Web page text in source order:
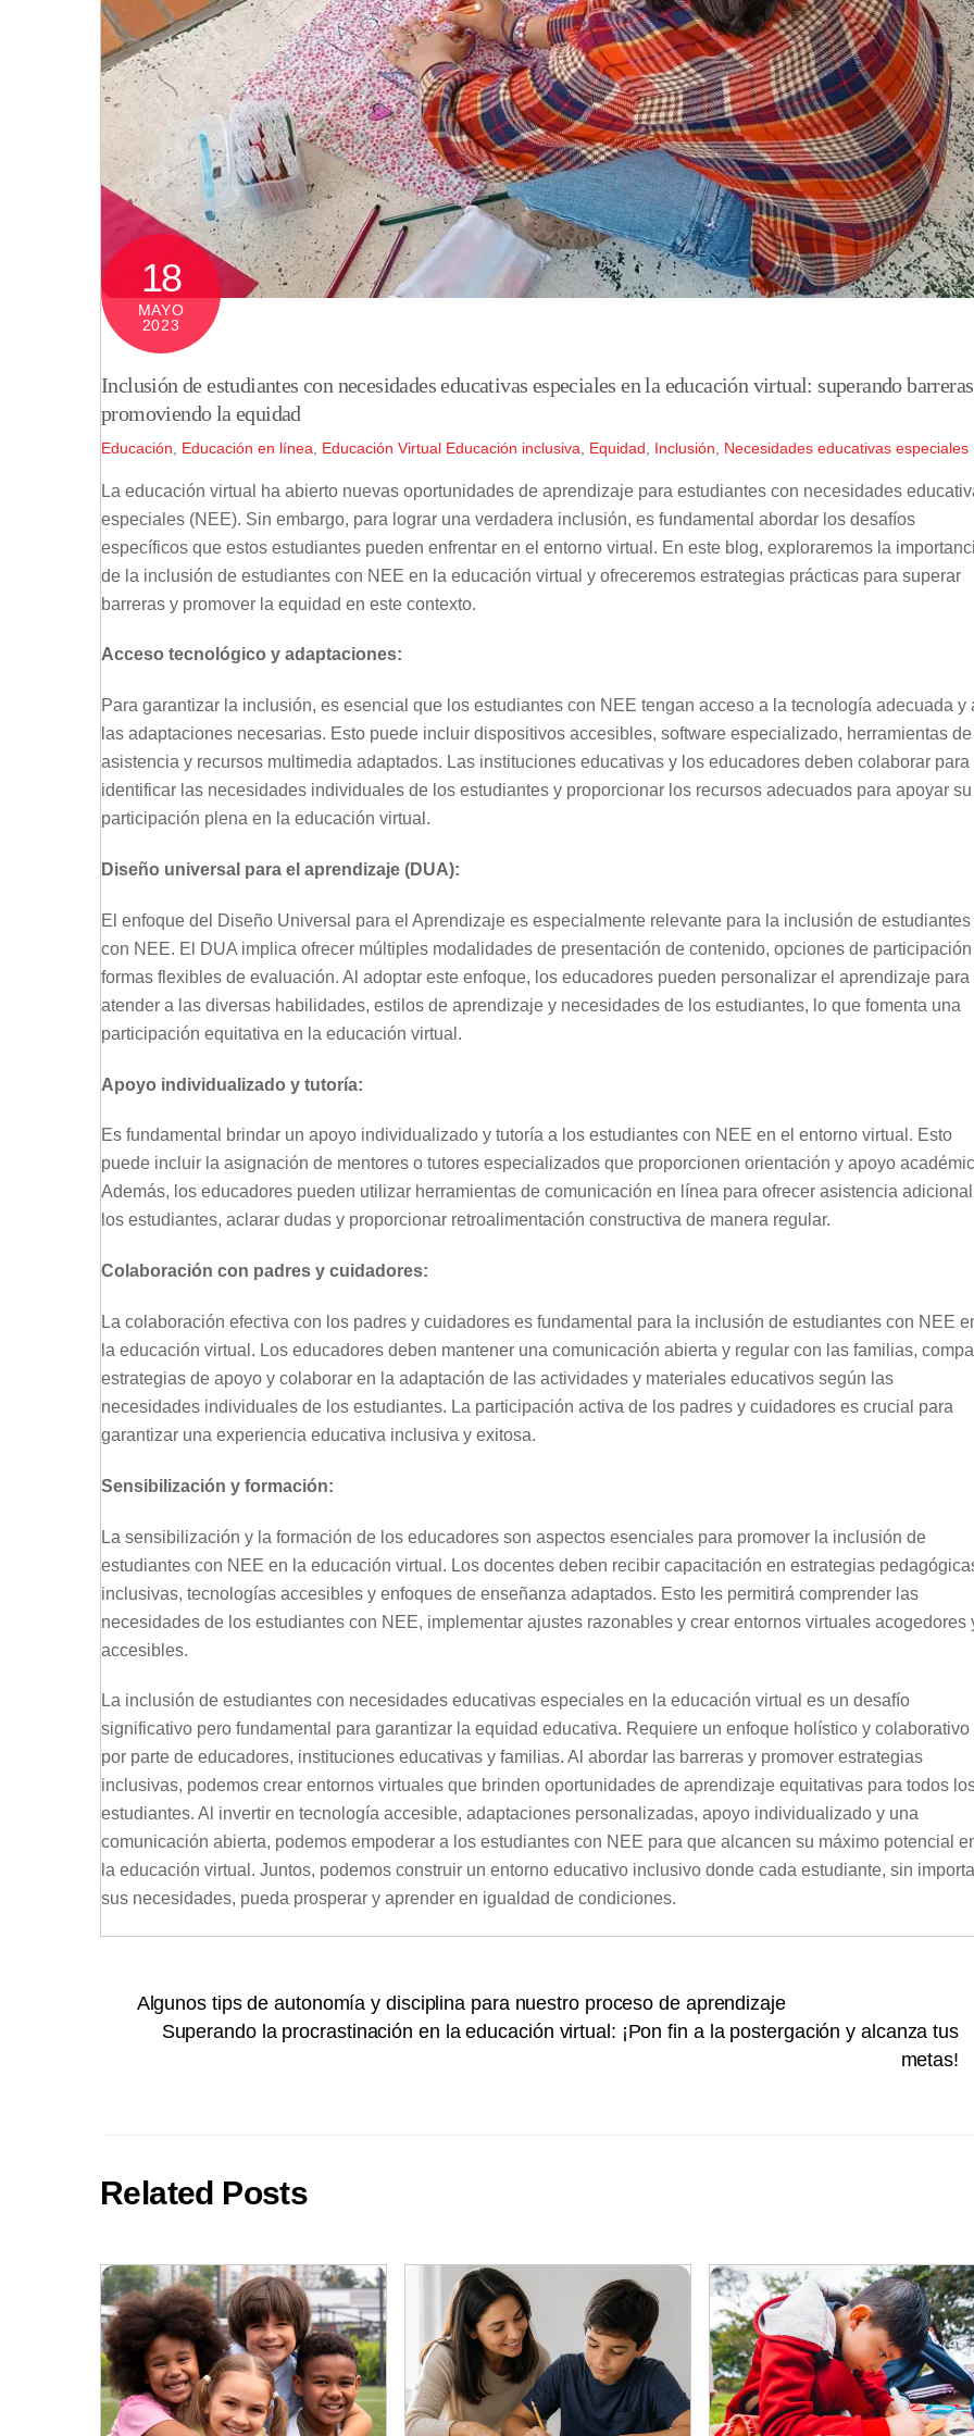
18
MAYO
2023
Inclusión de estudiantes con necesidades educativas especiales en la educación virtual: superando
promoviendo la equidad
Educación Educación en línea Educación Virtual Educación inclusiva Equidad Inclusión Necesidades educativas especiales
La educación virtual ha abierto nuevas oportunidades de aprendizaje para estudiantes con necesidades
especiales (NEE). Sin embargo, para lograr una verdadera inclusión, es fundamental abordar los desafíos
específicos que estos estudiantes pueden enfrentar en el entorno virtual. En este blog, exploraremos la
de la inclusión de estudiantes con NEE en la educación virtual y ofreceremos estrategias prácticas para superar
barreras y promover la equidad en este contexto.
Acceso tecnológico y adaptaciones:
Para garantizar la inclusión, es esencial que los estudiantes con NEE tengan acceso a la tecnología adecuada y
las adaptaciones necesarias. Esto puede incluir dispositivos accesibles, software especializado, herramientas de
asistencia y recursos multimedia adaptados. Las instituciones educativas y los educadores deben colaborar para
identificar las necesidades individuales de los estudiantes y proporcionar los recursos adecuados para apoyar su
participación plena en la educación virtual.
Diseño universal para el aprendizaje (DUA):
El enfoque del Diseño Universal para el Aprendizaje es especialmente relevante para la inclusión de estudiantes
con NEE. El DUA implica ofrecer múltiples modalidades de presentación de contenido, opciones de
formas flexibles de evaluación. Al adoptar este enfoque, los educadores pueden personalizar el aprendizaje para
atender a las diversas habilidades, estilos de aprendizaje y necesidades de los estudiantes, lo que fomenta una
participación equitativa en la educación virtual.
Apoyo individualizado y tutoría:
Es fundamental brindar un apoyo individualizado y tutoría a los estudiantes con NEE en el entorno virtual. Esto
puede incluir la asignación de mentores o tutores especializados que proporcionen orientación y apoyo
Además, los educadores pueden utilizar herramientas de comunicación en línea para ofrecer asistencia
los estudiantes, aclarar dudas y proporcionar retroalimentación constructiva de manera regular.
Colaboración con padres y cuidadores:
La colaboración efectiva con los padres y cuidadores es fundamental para la inclusión de estudiantes con NEE
la educación virtual. Los educadores deben mantener una comunicación abierta y regular con las familias,
estrategias de apoyo y colaborar en la adaptación de las actividades y materiales educativos según las
necesidades individuales de los estudiantes. La participación activa de los padres y cuidadores es crucial para
garantizar una experiencia educativa inclusiva y exitosa.
Sensibilización y formación:
La sensibilización y la formación de los educadores son aspectos esenciales para promover la inclusión de
estudiantes con NEE en la educación virtual. Los docentes deben recibir capacitación en estrategias
inclusivas, tecnologías accesibles y enfoques de enseñanza adaptados. Esto les permitirá comprender las
necesidades de los estudiantes con NEE, implementar ajustes razonables y crear entornos virtuales acogedores
accesibles.
La inclusión de estudiantes con necesidades educativas especiales en la educación virtual es un desafío
significativo pero fundamental para garantizar la equidad educativa. Requiere un enfoque holístico y colaborativo
por parte de educadores, instituciones educativas y familias. Al abordar las barreras y promover estrategias
inclusivas, podemos crear entornos virtuales que brinden oportunidades de aprendizaje equitativas para todos
estudiantes. Al invertir en tecnología accesible, adaptaciones personalizadas, apoyo individualizado y una
comunicación abierta, podemos empoderar a los estudiantes con NEE para que alcancen su máximo potencial
la educación virtual. Juntos, podemos construir un entorno educativo inclusivo donde cada estudiante, sin
sus necesidades, pueda prosperar y aprender en igualdad de condiciones.
Algunos tips de autonomía y disciplina para nuestro proceso de aprendizaje
Superando la procrastinación en la educación virtual: ¡Pon fin a la postergación y alcanza tus
metas!
Related Posts